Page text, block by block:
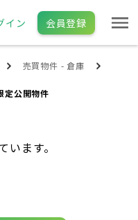
イン 会員登録
売買物件 - 倉庫
定公開物件
ます。